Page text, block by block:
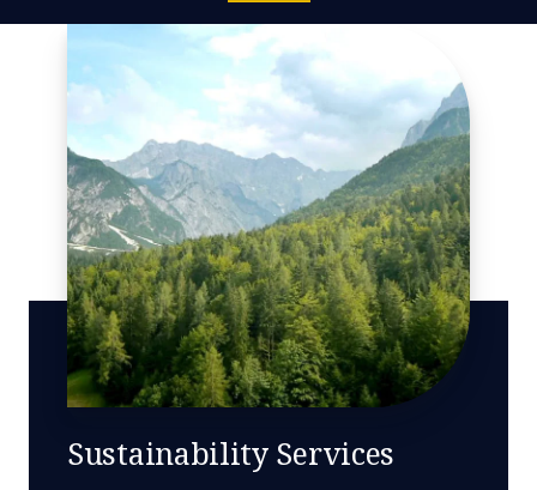
Sustainability Services